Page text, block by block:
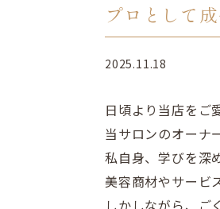
プロとして
2025.11.18
日頃より当店をご
当サロンのオーナ
私自身、学びを深
美容商材やサービ
しかしながら、ご